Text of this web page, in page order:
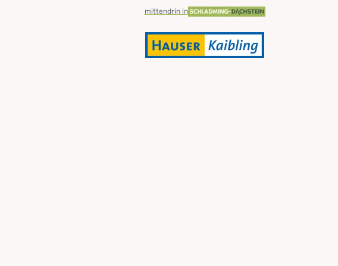
mittendrin in